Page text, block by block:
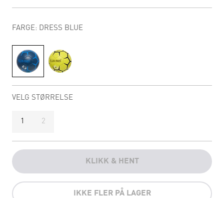
FARGE: DRESS BLUE
VELG STØRRELSE
1 2
KLIKK & HENT
IKKE FLER PÅ LAGER